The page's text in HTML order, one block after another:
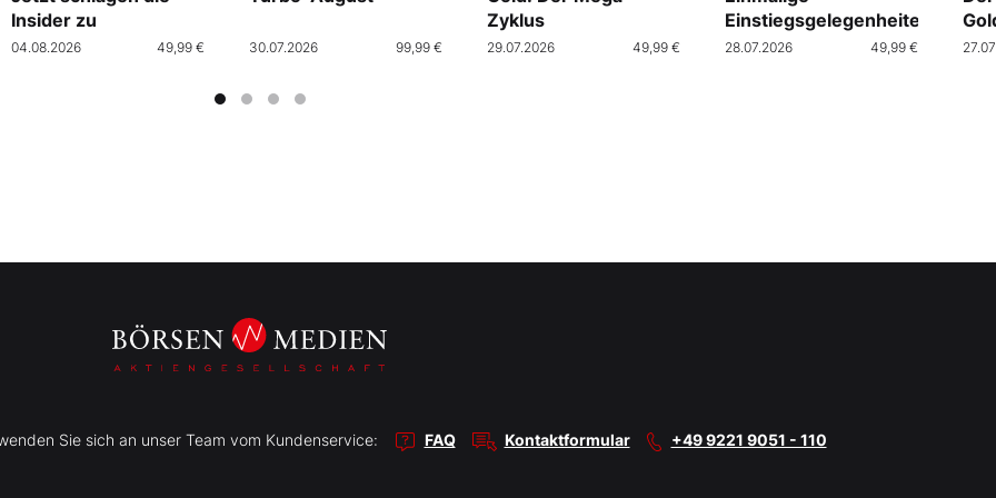
Insider zu
04.08.2026 49,99 € 30.07.2026 99,99 €
Zyklus
29.07.2026 49,99 €
Einstiegsgelegenheiten
28.07.2026 49,99 €
Sie sich an unser Team vom Kundenservice: FAQ Kontaktformular +49 9221 9051 - 110